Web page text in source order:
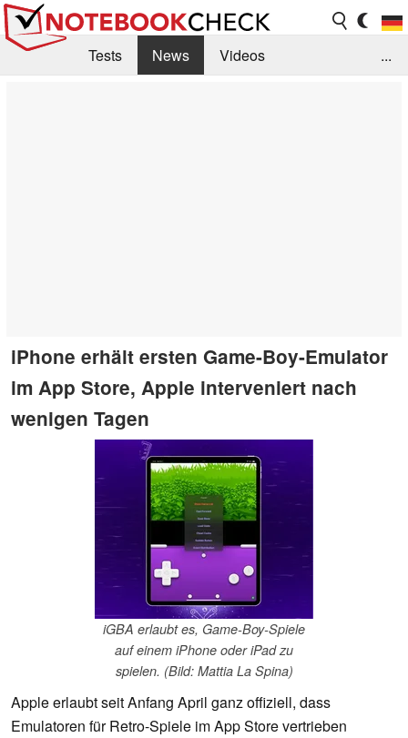
Tests News
Videos
...
iPhone erhält ersten Game-Boy-Emulator
im App Store, Apple interveniert nach
wenigen Tagen
iGBA erlaubt es, Game-Boy-Spiele
auf einem iPhone oder iPad zu
spielen. (Bild: Mattia La Spina)
Apple erlaubt seit Anfang April ganz offiziell, dass
Emulatoren für Retro-Spiele im App Store vertrieben